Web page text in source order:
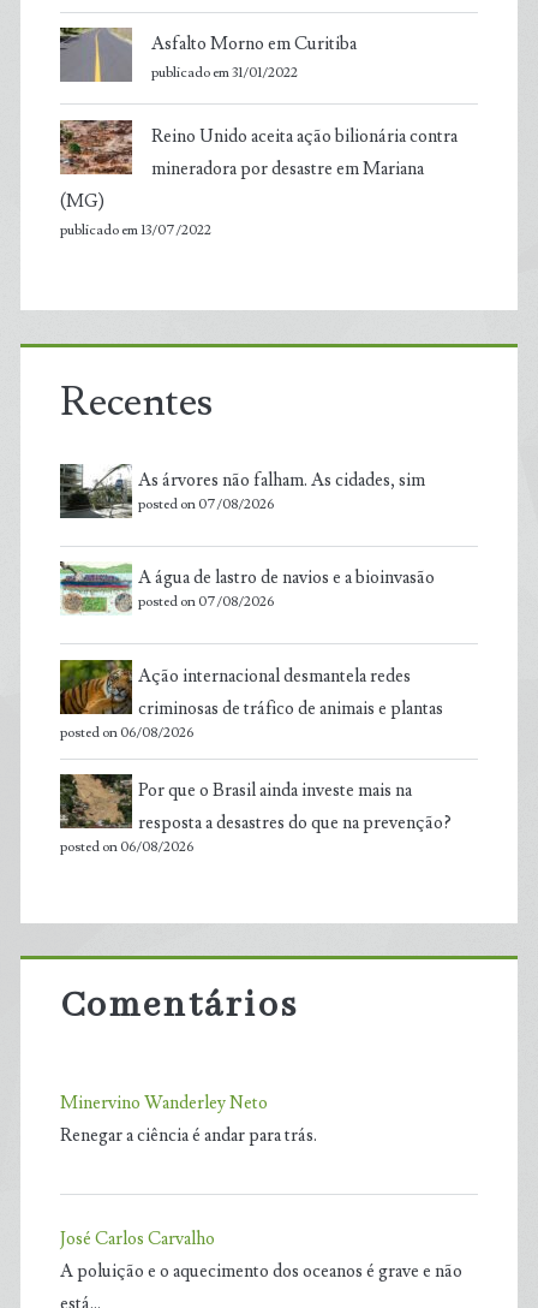
Asfalto Morno em Curitiba
publicado em 31/01/2022
Reino Unido aceita ação bilionária contra
mineradora por desastre em Mariana
(MG)
publicado em 13/07/2022
Recentes
As árvores não falham. As cidades, sim
posted on 07/08/2026
A água de lastro de navios e a bioinvasão
posted on 07/08/2026
Ação internacional desmantela redes
criminosas de tráfico de animais e plantas
posted on 06/08/2026
Por que o Brasil ainda investe mais na
resposta a desastres do que na prevenção?
posted on 06/08/2026
Comentários
Minervino Wanderley Neto
Renegar a ciência é andar para trás.
José Carlos Carvalho
A poluição e o aquecimento dos oceanos é grave e não
está…